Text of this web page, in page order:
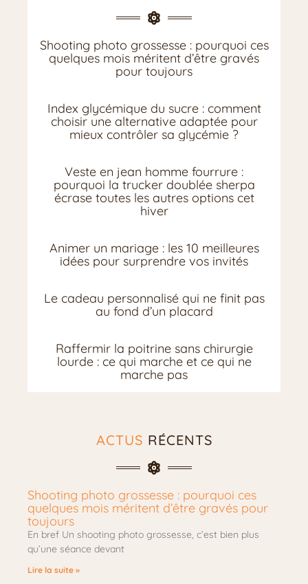
Shooting photo grossesse : pourquoi ces
quelques mois méritent d’être gravés
pour toujours
Index glycémique du sucre : comment
choisir une alternative adaptée pour
mieux contrôler sa glycémie ?
Veste en jean homme fourrure :
pourquoi la trucker doublée sherpa
écrase toutes les autres options cet
hiver
Animer un mariage : les 10 meilleures
idées pour surprendre vos invités
Le cadeau personnalisé qui ne finit pas
au fond d’un placard
Raffermir la poitrine sans chirurgie
lourde : ce qui marche et ce qui ne
marche pas
ACTUS RÉCENTS
Shooting photo grossesse : pourquoi ces
quelques mois méritent d’être gravés pour
toujours
En bref Un shooting photo grossesse, c’est bien plus
qu’une séance devant
Lire la suite »